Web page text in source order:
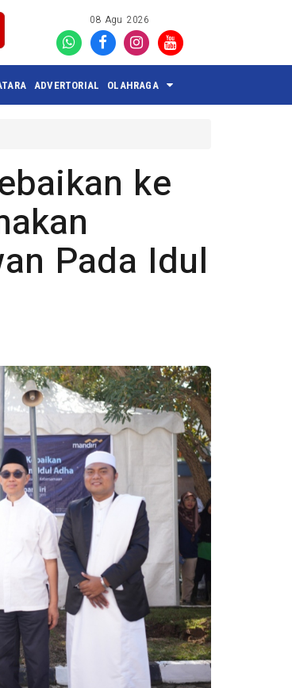
08 Agu 2026
ADVERTORIAL OLAHRAGA
ke
Pada Idul